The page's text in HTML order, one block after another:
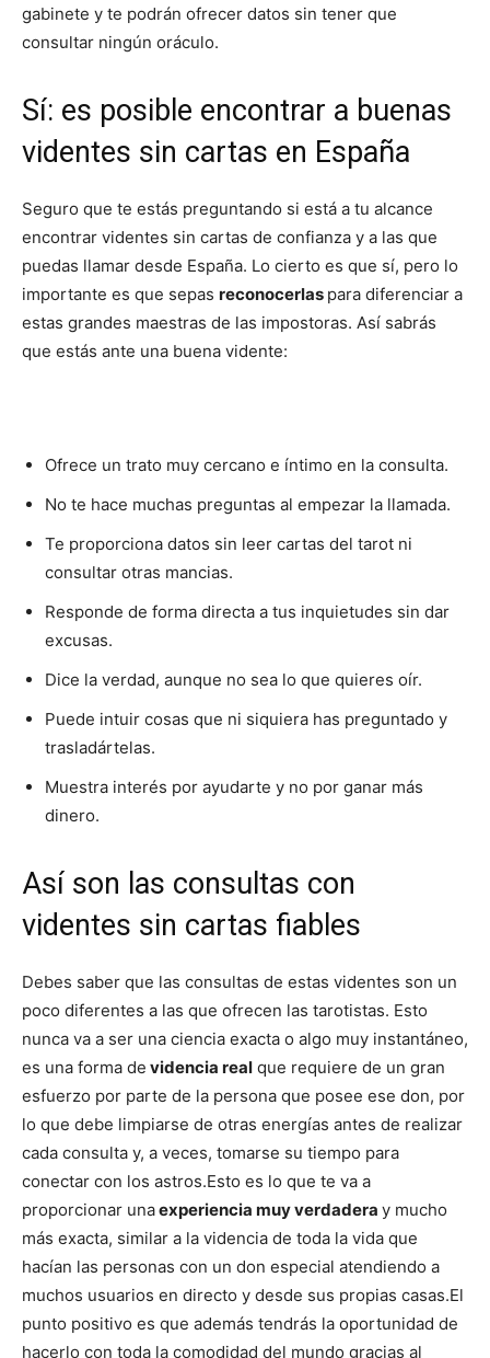
gabinete y te podrán ofrecer datos sin tener que
consultar ningún oráculo.
Sí: es posible encontrar a buenas
videntes sin cartas en España
Seguro que te estás preguntando si está a tu alcance
encontrar videntes sin cartas de confianza y a las que
puedas llamar desde España. Lo cierto es que sí, pero lo
importante es que sepas reconocerlas para diferenciar a
estas grandes maestras de las impostoras. Así sabrás
que estás ante una buena vidente:
Ofrece un trato muy cercano e íntimo en la consulta.
No te hace muchas preguntas al empezar la llamada.
Te proporciona datos sin leer cartas del tarot ni
consultar otras mancias.
Responde de forma directa a tus inquietudes sin dar
excusas.
Dice la verdad, aunque no sea lo que quieres oír.
Puede intuir cosas que ni siquiera has preguntado y
trasladártelas.
Muestra interés por ayudarte y no por ganar más
dinero.
Así son las consultas con
videntes sin cartas fiables
Debes saber que las consultas de estas videntes son un
poco diferentes a las que ofrecen las tarotistas. Esto
nunca va a ser una ciencia exacta o algo muy instantáneo,
es una forma de videncia real que requiere de un gran
esfuerzo por parte de la persona que posee ese don, por
lo que debe limpiarse de otras energías antes de realizar
cada consulta y, a veces, tomarse su tiempo para
conectar con los astros.Esto es lo que te va a
proporcionar unaexperiencia muy verdadera y mucho
más exacta, similar a la videncia de toda la vida que
hacían las personas con un don especial atendiendo a
muchos usuarios en directo y desde sus propias casas.El
punto positivo es que además tendrás la oportunidad de
hacerlo con toda la comodidad del mundo gracias al